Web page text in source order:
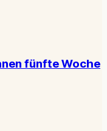
fünfte Woche